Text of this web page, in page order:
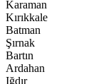
Karaman
Kırıkkale
Batman
Şırnak
Bartın
Ardahan
Iğdır